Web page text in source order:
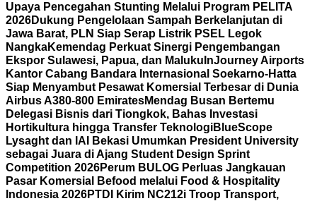
Upaya Pencegahan Stunting Melalui Program PELITA
2026Dukung Pengelolaan Sampah Berkelanjutan di
Jawa Barat, PLN Siap Serap Listrik PSEL Legok
NangkaKemendag Perkuat Sinergi Pengembangan
Ekspor Sulawesi, Papua, dan Maluku InJourney Airports
Kantor Cabang Bandara Internasional Soekarno-Hatta
Siap Menyambut Pesawat Komersial Terbesar di Dunia
Airbus A380-800 EmiratesMendag Busan Bertemu
Delegasi Bisnis dari Tiongkok, Bahas Investasi
Hortikultura hingga Transfer TeknologiBlueScope
Lysaght dan IAI Bekasi Umumkan President University
sebagai Juara di Ajang Student Design Sprint
Competition 2026Perum BULOG Perluas Jangkauan
Pasar Komersial Befood melalui Food & Hospitality
Indonesia 2026PTDI Kirim NC212i Troop Transport,